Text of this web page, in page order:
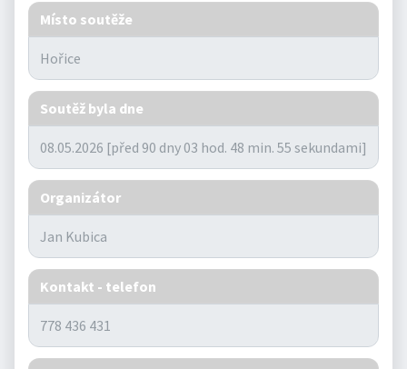
Místo soutěže
Soutěž byla dne
Organizátor
Kontakt - telefon